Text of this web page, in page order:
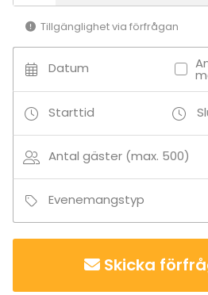
Bankettsal
Bastu
Herrgård / Villa
Terrass / Gårdsplan
Aktiviteter
Simning
Båtturer / segling
- Soutuvenevuokra
- Polkupyörävuokra
Tillgänglighet via förfrågan
Datum
Starttid
Antal gäster (max. 500)
Evenemangstyp
Skicka